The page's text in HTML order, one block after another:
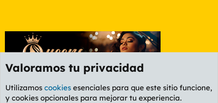
Etiquetas
Valoramos tu privacidad
Utilizamos cookies esenciales para que este sitio funcione,
y cookies opcionales para mejorar tu experiencia.